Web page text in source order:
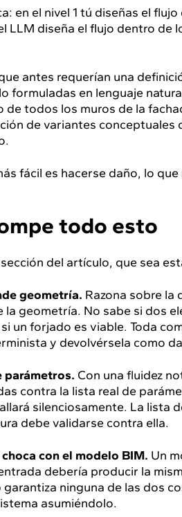
en el nivel 1 tú diseñas el
LLM diseña el flujo dentro de
antes requerían una
formuladas en lenguaje
de todos los muros de la
de variantes conceptuales
fácil es hacerse daño, lo
todo esto
del artículo, que sea
geometría. Razona sobre la
geometría. No sabe si dos
un forjado es viable. Toda
y devolvérsela como
parámetros. Con una fluidez
contra la lista real de
silenciosamente. La lista
debe validarse contra ella.
con el modelo BIM. Un
debería producir la
ninguna de las dos
asumiéndolo.